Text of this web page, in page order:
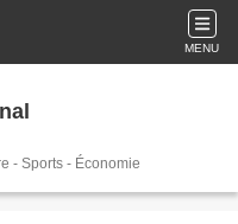
MENU
- Sports - Économie